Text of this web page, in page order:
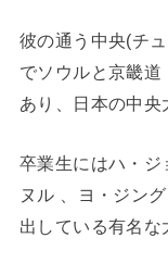
彼の通う中央(チ
でソウルと京畿
あり、日本の中央
卒業生にはハ・ジ
ヌル 、ヨ・ジン
出している有名な